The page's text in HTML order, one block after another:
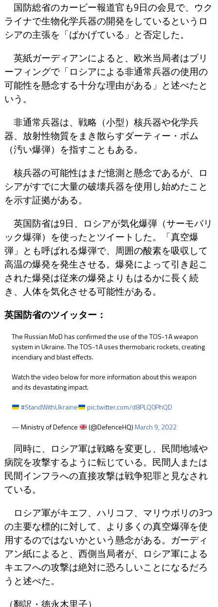
国防総省のカービー報道官も9日の会見で、ウク
ライナで生物化学兵器の開発をしているというロ
シアの主張を「ばかげている」と否定した。
英紙ガーディアンによると、欧米当局者はブリ
ーフィングで「ロシアによる非通常兵器の使用の
可能性を懸念する十分な理由がある」と述べたと
いう。
非通常兵器は、戦略（小型）核兵器や化学兵
器、放射性物質をまき散らすダーティー・ボム
（汚い爆弾）を指すこともある。
核兵器の可能性はまだ憶測と懸念であるが、ロ
シアがすでに大量の破壊兵器を使用し始めたこと
を示す証拠がある。
英国防省は9日、ロシアが気化爆弾（サーモバリ
ック爆弾）を使ったとツイートした。「真空爆
弾」とも呼ばれる爆弾で、周囲の酸素を吸収して
高温の爆発を発生させる。爆発によって引き起こ
された爆発は従来の爆発よりもはるかに長く続
き、人体を気化させる可能性がある。
英国防省のツイッター：
The Russian MoD has confirmed the use of the TOS-1A weapon
system in Ukraine. The TOS-1A uses thermobaric rockets, creating
incendiary and blast effects.
Watch the video below for more information about this weapon
and its devastating impact.
#StandWithUkraine
pic.twitter.com/d8PLQ0PhQD
— Ministry of Defence
(@DefenceHQ)March 9, 2022
同時に、ロシア軍は戦略を変更し、民間地域や
病院を攻撃するように転じている。民間人または
民間インフラへの直接攻撃は戦争犯罪と見なされ
ている。
ロシア軍がキエフ、ハリコフ、マリウポリの3つ
の主要な標的に対して、より多くの真空爆弾を使
用するのではないかという懸念がある。ガーディ
アン紙によると、西側当局者が、ロシア軍による
キエフへの攻撃は絶対に恐ろしいことになるだろ
うと述べた。
（翻訳・徳永木里子）